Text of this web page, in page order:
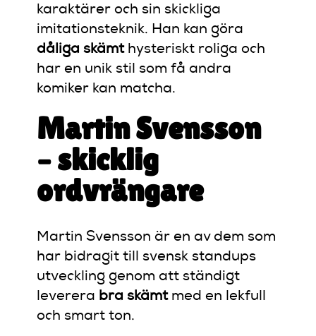
karaktärer och sin skickliga
imitationsteknik. Han kan göra
dåliga skämthysteriskt roliga och
har en unik stil som få andra
komiker kan matcha.
Martin Svensson
– skicklig
ordvrängare
Martin Svensson är en av dem som
har bidragit till svensk standups
utveckling genom att ständigt
leverera bra skämtmed en lekfull
och smart ton.